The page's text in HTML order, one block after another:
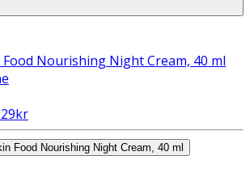
Food Nourishing Night Cream, 40 ml
kr
Food Nourishing Night Cream, 40 ml